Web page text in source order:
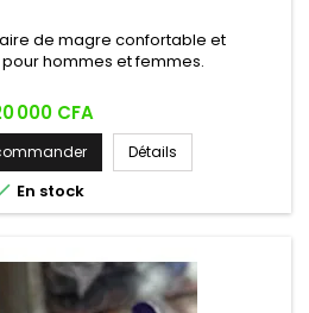
de magre confortable et
hommes et femmes.
000 CFA
Détails
En stock